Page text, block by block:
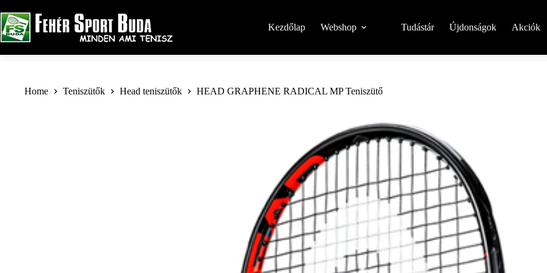
to
content
Kezdőlap Webshop Tudástár Újdonságok Akciók
Home Teniszütők Head teniszütők HEAD GRAPHENE RADICAL MP Teniszütő